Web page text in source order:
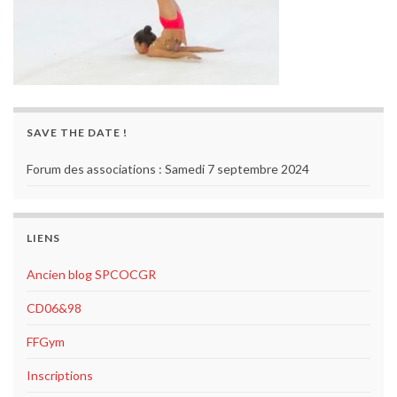
SAVE THE DATE !
Forum des associations : Samedi 7 septembre 2024
LIENS
Ancien blog SPCOCGR
CD06&98
FFGym
Inscriptions